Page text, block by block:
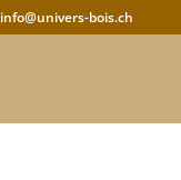
info@univers-bois.ch